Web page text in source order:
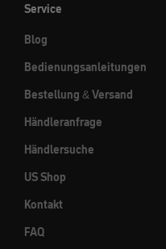
Service
Blog
Bedienungsanleitungen
Bestellung & Versand
Händleranfrage
Händlersuche
US Shop
Kontakt
FAQ